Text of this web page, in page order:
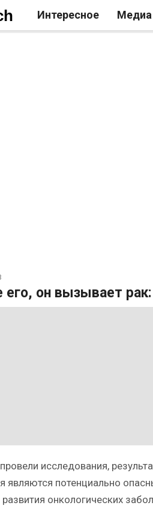
Интересное Медиа
его, он вызывает
исследования,
являются потенциально
онкологических